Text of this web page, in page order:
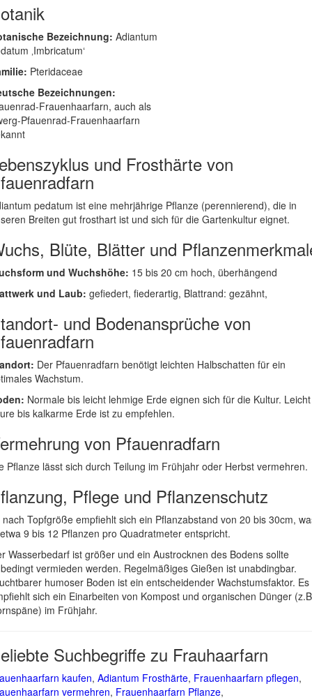
Bezeichnung: Adiantum
‚Imbricatum‘
Pteridaceae
Bezeichnungen:
Frauenhaarfarn, auch als
Pfauenrad-Frauenhaarfarn
und Frosthärte von
pedatum ist eine mehrjährige Pflanze (perennierend), die in
Breiten gut frosthart ist und sich für die Gartenkultur eignet.
Blüte, Blätter und
und Wuchshöhe: 15 bis 20 cm hoch, überhängend
und Laub: gefiedert, fiederartig, Blattrand: gezähnt,
und Bodenansprüche von
Der Pfauenradfarn benötigt leichten Halbschatten für ein
Wachstum.
Normale bis leicht lehmige Erde eignen sich für die Kultur. Leicht
bis kalkarme Erde ist zu empfehlen.
von Pfauenradfarn
Pflanze lässt sich durch Teilung im Frühjahr oder Herbst vermehren.
Pflege und Pflanzenschutz
nach Topfgröße empfiehlt sich ein Pflanzabstand von 20 bis 30cm,
9 bis 12 Pflanzen pro Quadratmeter entspricht.
Wasserbedarf ist größer und ein Austrocknen des Bodens sollte
vermieden werden. Regelmäßiges Gießen ist unabdingbar.
humoser Boden ist ein entscheidender Wachstumsfaktor. Es
sich ein Einarbeiten von Kompost und organischen Dünger
im Frühjahr.
Suchbegriffe zu Frauhaarfarn
kaufen, Adiantum Frosthärte, Frauenhaarfarn pflegen,
vermehren, Frauenhaarfarn Pflanze,